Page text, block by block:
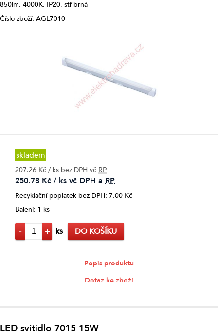
850lm, 4000K, IP20, stříbrná
Číslo zboží: AGL7010
skladem
207.26 Kč / ks bez DPH vč RP
250.78 Kč / ks vč DPH a RP
Recyklační poplatek bez DPH: 7.00 Kč
Balení: 1 ks
- + ks DO KOŠÍKU
Popis produktu
Dotaz ke zboží
LED svítidlo 7015 15W